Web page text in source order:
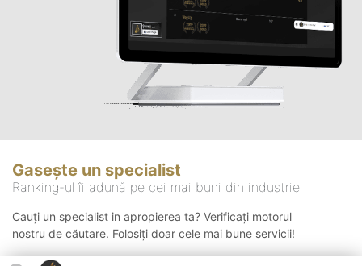
Gasește un specialist
Ranking-ul îi adună pe cei mai buni din industrie
Cauți un specialist in apropierea ta? Verificați motorul
nostru de căutare. Folosiți doar cele mai bune servicii!